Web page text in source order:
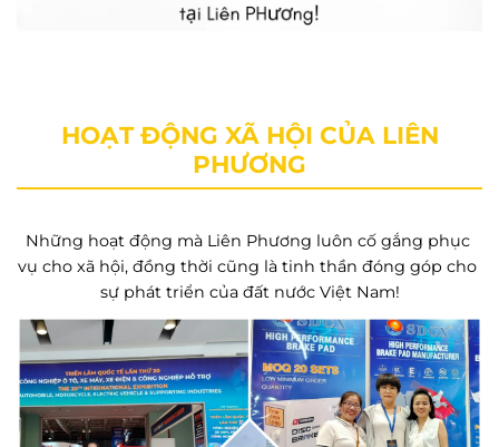
HOẠT ĐỘNG XÃ HỘI CỦA LIÊN
PHƯƠNG
Những hoạt động mà Liên Phương luôn cố gắng phục
vụ cho xã hội, đồng thời cũng là tinh thần đóng góp cho
sự phát triển của đất nước Việt Nam!